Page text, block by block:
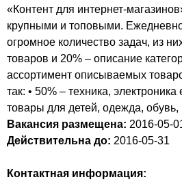
«Контент для интернет-
крупными и топовыми.
огромное количество задач, из
товаров и 20% – описание
ассортимент описываемых
так: • 50% – техника,
товары для детей, одежда,
Вакансия размещена: 2016-05-
Действительна до: 2016-05-31
Контактная информация: